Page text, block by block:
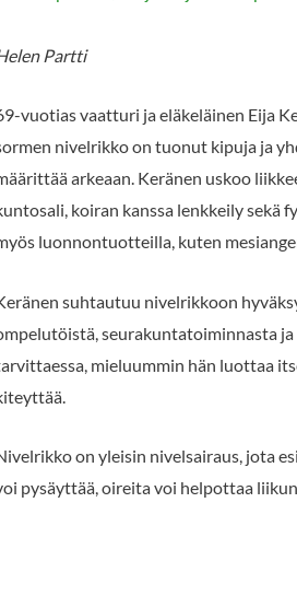
Partti
vuotias vaatturi ja eläkeläinen Eija
nivelrikko on tuonut kipuja ja
arkeaan. Keränen uskoo
koiran kanssa lenkkeily sekä
luonnontuotteilla, kuten
suhtautuu nivelrikkoon
seurakuntatoiminnasta
mieluummin hän luottaa
on yleisin nivelsairaus, jota
pysäyttää, oireita voi helpottaa